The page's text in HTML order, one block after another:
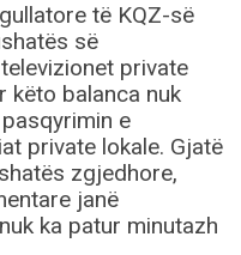
të KQZ-së
së
private
këto balanca nuk
e
private lokale. Gjatë
zgjedhore,
janë
ka patur minutazh